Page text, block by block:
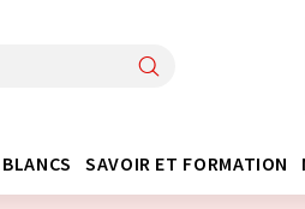
SAVOIR ET FORMATION